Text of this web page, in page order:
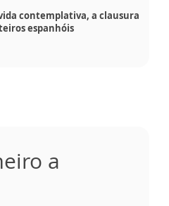
contemplativa, a clausura
espanhóis
a